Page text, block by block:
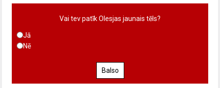
Vai tev patīk Olesjas jaunais tēls?
Jā
Nē
Balso